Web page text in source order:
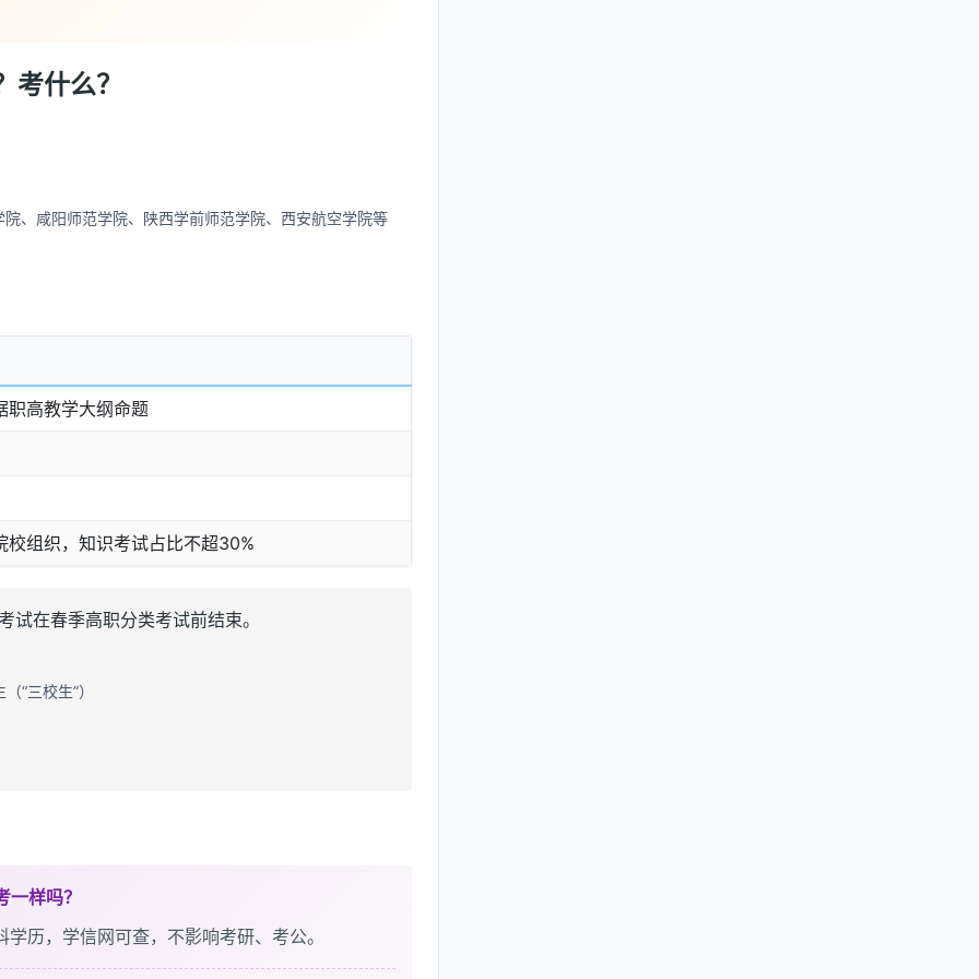
什么？
、咸阳师范学院、陕西学前师范学院、西安航空学院等
职高教学大纲命题
校组织，知识考试占比不超30%
在春季高职分类考试前结束。
“三校生”）
样吗？
历，学信网可查，不影响考研、考公。